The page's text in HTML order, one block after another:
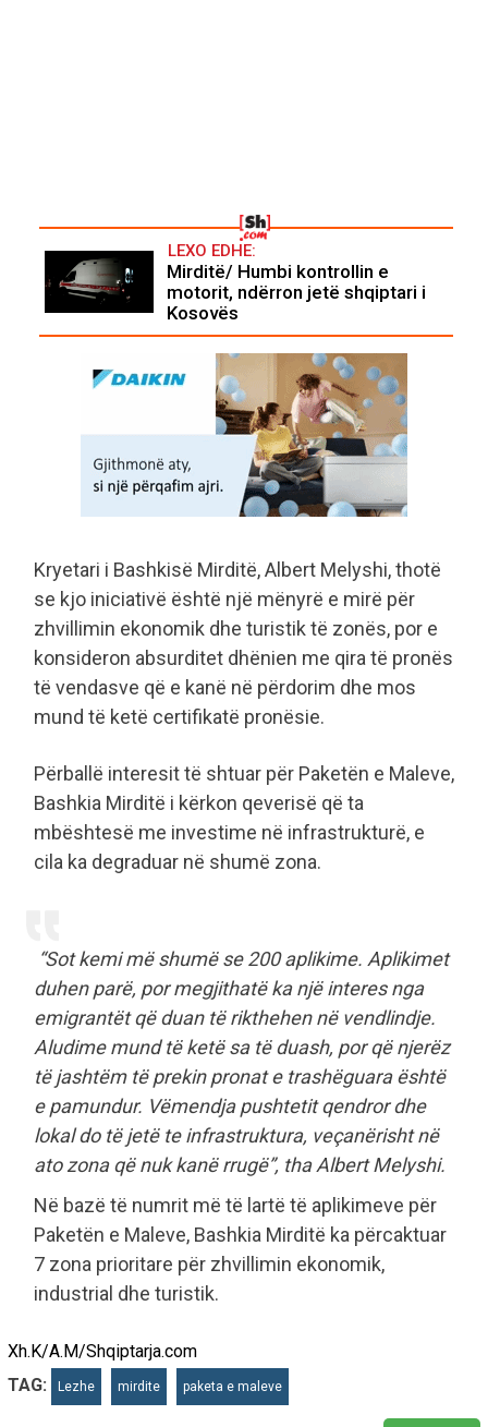
LEXO EDHE:
Mirditë/ Humbi kontrollin e
motorit, ndërron jetë shqiptari i
Kosovës
Kryetari i Bashkisë Mirditë, Albert Melyshi, thotë
se kjo iniciativë është një mënyrë e mirë për
zhvillimin ekonomik dhe turistik të zonës, por e
konsideron absurditet dhënien me qira të pronës
të vendasve që e kanë në përdorim dhe mos
mund të ketë certifikatë pronësie.
Përballë interesit të shtuar për Paketën e Maleve,
Bashkia Mirditë i kërkon qeverisë që ta
mbështesë me investime në infrastrukturë, e
cila ka degraduar në shumë zona.
“Sot kemi më shumë se 200 aplikime. Aplikimet
duhen parë, por megjithatë ka një interes nga
emigrantët që duan të rikthehen në vendlindje.
Aludime mund të ketë sa të duash, por që njerëz
të jashtëm të prekin pronat e trashëguara është
e pamundur. Vëmendja pushtetit qendror dhe
lokal do të jetë te infrastruktura, veçanërisht në
ato zona që nuk kanë rrugë”, tha Albert Melyshi.
Në bazë të numrit më të lartë të aplikimeve për
Paketën e Maleve, Bashkia Mirditë ka përcaktuar
7 zona prioritare për zhvillimin ekonomik,
industrial dhe turistik.
Xh.K/A.M/Shqiptarja.com
TAG:
Lezhe mirdite paketa e maleve